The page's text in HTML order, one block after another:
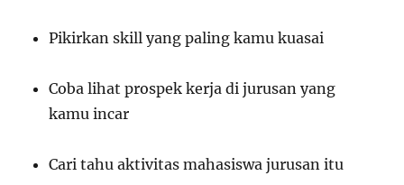
Pikirkan skill yang paling kamu kuasai
Coba lihat prospek kerja di jurusan yang
kamu incar
Cari tahu aktivitas mahasiswa jurusan itu